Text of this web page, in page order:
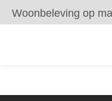
Woonbeleving op